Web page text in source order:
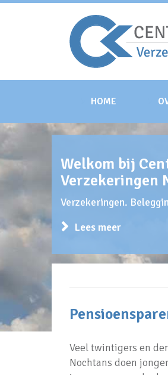
HOME
Welkom bij
Verzekeringen
Verzekeringen.
Lees meer
Veel twintigers en
Nochtans doen